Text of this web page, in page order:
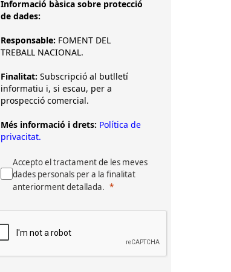
Informació bàsica sobre protecció
de dades:
Responsable: FOMENT DEL
TREBALL NACIONAL.
Finalitat: Subscripció al butlletí
informatiu i, si escau, per a
prospecció comercial.
Més informació i drets: Política de
privacitat.
Accepto el tractament de les meves
dades personals per a la finalitat
anteriorment detallada.